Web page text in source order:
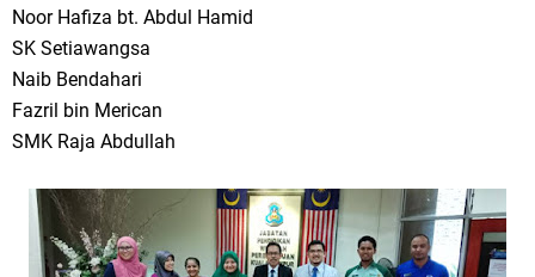
Noor Hafiza bt. Abdul Hamid
SK Setiawangsa
Naib Bendahari
Fazril bin Merican
SMK Raja Abdullah